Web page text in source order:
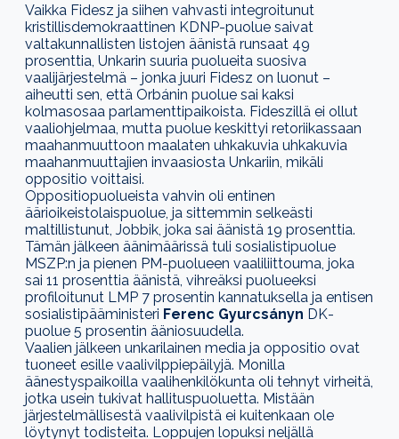
Vaikka Fidesz ja siihen vahvasti integroitunut
kristillisdemokraattinen KDNP-puolue saivat
valtakunnallisten listojen äänistä runsaat 49
prosenttia, Unkarin suuria puolueita suosiva
vaalijärjestelmä – jonka juuri Fidesz on luonut –
aiheutti sen, että Orbánin puolue sai kaksi
kolmasosaa parlamenttipaikoista. Fideszillä ei ollut
vaaliohjelmaa, mutta puolue keskittyi retoriikassaan
maahanmuuttoon maalaten uhkakuvia uhkakuvia
maahanmuuttajien invaasiosta Unkariin, mikäli
oppositio voittaisi.
Oppositiopuolueista vahvin oli entinen
äärioikeistolaispuolue, ja sittemmin selkeästi
maltillistunut, Jobbik, joka sai äänistä 19 prosenttia.
Tämän jälkeen äänimäärissä tuli sosialistipuolue
MSZP:n ja pienen PM-puolueen vaaliliittouma, joka
sai 11 prosenttia äänistä, vihreäksi puolueeksi
profiloitunut LMP 7 prosentin kannatuksella ja entisen
sosialistipääministeri Ferenc Gyurcsányn DK-
puolue 5 prosentin ääniosuudella.
Vaalien jälkeen unkarilainen media ja oppositio ovat
tuoneet esille vaalivilppiepäilyjä. Monilla
äänestyspaikoilla vaalihenkilökunta oli tehnyt virheitä,
jotka usein tukivat hallituspuoluetta. Mistään
järjestelmällisestä vaalivilpistä ei kuitenkaan ole
löytynyt todisteita. Loppujen lopuksi neljällä